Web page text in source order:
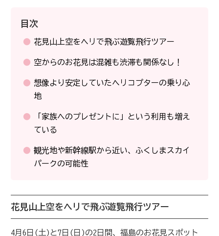
目次
花見山上空をヘリで飛ぶ遊覧飛行ツアー
空からのお花見は混雑も渋滞も関係なし！
想像より安定していたヘリコプターの乗り心
地
「家族へのプレゼントに」という利用も増え
ている
観光地や新幹線駅から近い、ふくしまスカイ
パークの可能性
花見山上空をヘリで飛ぶ遊覧飛行ツアー
4月6日(土)と7日(日)の2日間、福島のお花見スポット